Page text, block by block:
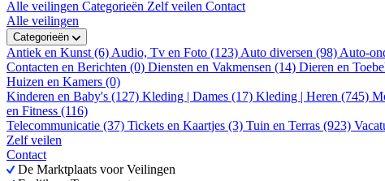
Alle veilingen Categorieën Zelf veilen Contact
Alle veilingen
Categorieën
Antiek en Kunst (6) Audio, Tv en Foto (123) Auto diversen (98) Auto-
Contacten en Berichten (0) Diensten en Vakmensen (14) Dieren en
Huizen en Kamers (0)
Kinderen en Baby's (127) Kleding | Dames (17) Kleding | Heren (745)
en Fitness (116)
Telecommunicatie (37) Tickets en Kaartjes (3) Tuin en Terras (923)
Zelf veilen
Contact
De Marktplaats voor Veilingen